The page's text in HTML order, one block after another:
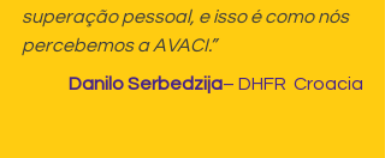
superação pessoal, e isso é como nós
percebemos a AVACI.”
Danilo Serbedzija– DHFR  Croacia